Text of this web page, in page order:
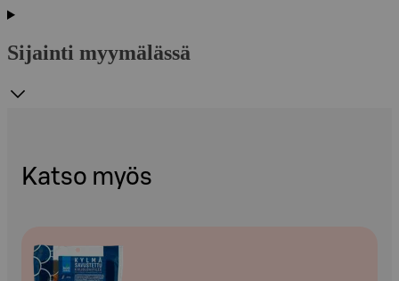
Sijainti myymälässä
Katso myös